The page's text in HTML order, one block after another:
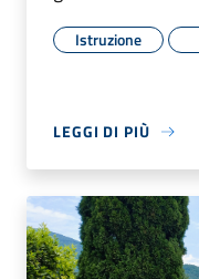
Istruzione
LEGGI DI PIÙ